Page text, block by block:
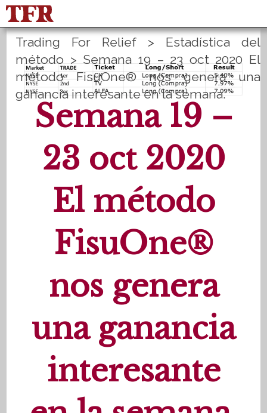
FisuOne® Equilibrio
Estadística del método PLANES B
Inicio de sesión Registrate
Trading For Relief > Estadística del
método > Semana 19 – 23 oct 2020 El
método FisuOne® nos genera una
ganancia interesante en la semana.
Semana 19 –
23 oct 2020
El método
FisuOne®
nos genera
una ganancia
interesante